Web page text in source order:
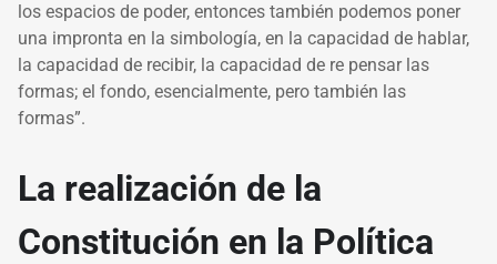
los espacios de poder, entonces también podemos poner
una impronta en la simbología, en la capacidad de hablar,
la capacidad de recibir, la capacidad de re pensar las
formas; el fondo, esencialmente, pero también las
formas”.
La realización de la
Constitución en la Política